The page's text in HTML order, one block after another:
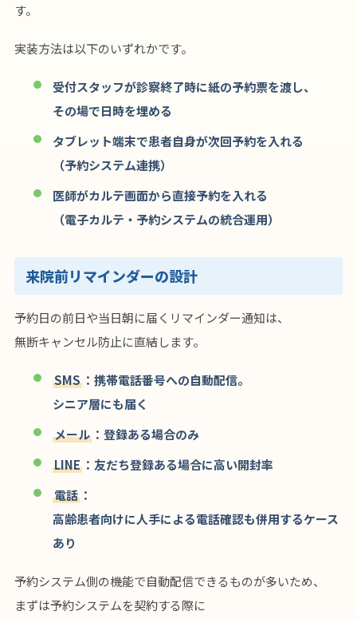
す。
実装方法は以下のいずれかです。
受付スタッフが診察終了時に紙の予約票を渡し、
その場で日時を埋める
タブレット端末で患者自身が次回予約を入れる
（予約システム連携）
医師がカルテ画面から直接予約を入れる
（電子カルテ・予約システムの統合運用）
来院前リマインダーの設計
予約日の前日や当日朝に届くリマインダー通知は、
無断キャンセル防止に直結します。
SMS ：携帯電話番号への自動配信。
シニア層にも届く
メール ：登録ある場合のみ
LINE ：友だち登録ある場合に高い開封率
電話 ：
高齢患者向けに人手による電話確認も併用するケース
あり
予約システム側の機能で自動配信できるものが多いため、
まずは予約システムを契約する際に